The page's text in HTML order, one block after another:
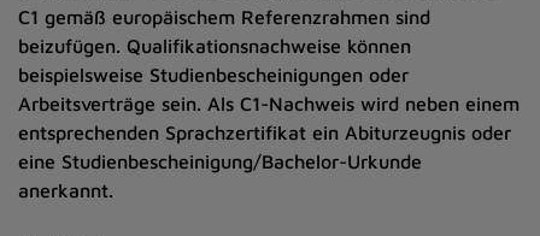
C1 gemäß europäischem Referenzrahmen sind
beizufügen. Qualifikationsnachweise können
beispielsweise Studienbescheinigungen oder
Arbeitsverträge sein. Als C1-Nachweis wird neben einem
entsprechenden Sprachzertifikat ein Abiturzeugnis oder
eine Studienbescheinigung/Bachelor-Urkunde
anerkannt.